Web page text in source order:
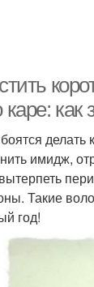
делать
имидж,
Такие
год!